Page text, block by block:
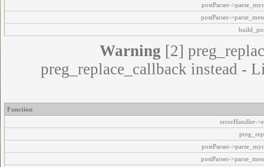
postParser-
postParser-
Warning [2]
preg_replace_callback instead -
Function
errorHandler-
postParser-
postParser-